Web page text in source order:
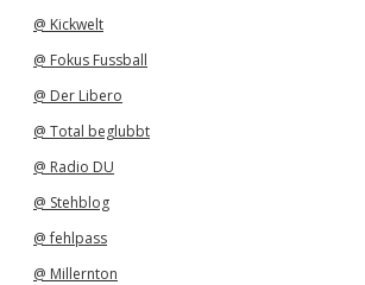
@ Kickwelt
@ Fokus Fussball
@ Der Libero
@ Total beglubbt
@ Radio DU
@ Stehblog
@ fehlpass
@ Millernton